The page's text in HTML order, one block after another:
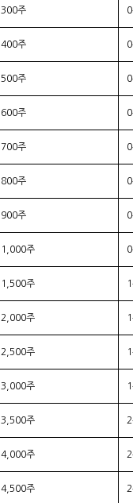
300주
400주
500주
600주
700주
800주
900주
1,000주
1,500주
2,000주
2,500주
3,000주
3,500주
4,000주
4,500주